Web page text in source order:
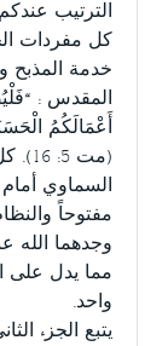
الترتيب
كل مفردات
خدمة المذبح
المقدس :
أَعْمَالَكُمُ
(مت
السماوي أمام
مفتوحاً
وجدهما الله
مما يدل على
واحد.
يتبع الجزء